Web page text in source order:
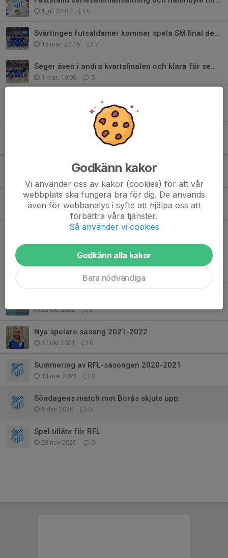
1 jul, 22:07 0
Svärtinges futsaldamer kommer spela SM final den 28:e Mars mot Skoftebyn
15 mar, 22:15 7
Seger även i andra kvartsfinalen och klara för semifinal
1 mar, 19:09 5
Seger i första kvartsfinalen mot Borås
0
Nyförvärv inför säsongen 2025-26
Årets futsalspelare i Östergötland 2 år i rad!
28 okt 2024 0
Nyförvärv säsongen 2024-25
26 okt 2024 0
Stötta oss och bröstcancerfonden!
0
22 okt 2022 0
Nya spelare säsong 2021-2022
17 okt 2021 0
Summering av RFL-säsongen 2020-2021
13 mar 2021 0
Söndagens match mot Borås skjuts upp.
5 dec 2020 0
Spel tillåts för RFL
28 nov 2020 0
Godkänn kakor
Vi använder oss av kakor (cookies) för att vår
webbplats ska fungera bra för dig. De används
även för webbanalys i syfte att hjälpa oss att
förbättra våra tjänster.
Så använder vi cookies
Godkänn alla kakor
Bara nödvändiga